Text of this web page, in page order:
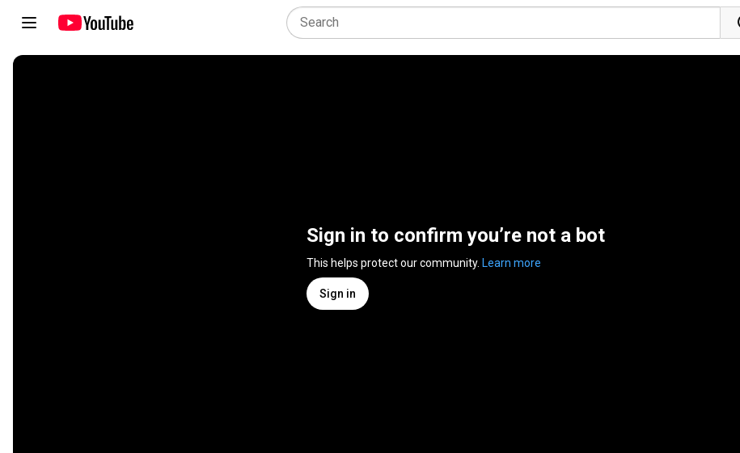
Sign in to confirm you’re not a bot
This helps protect our community. Learn more
Sign in